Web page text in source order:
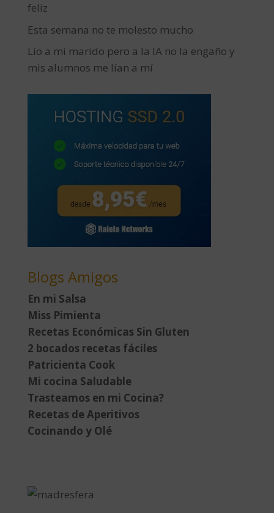
feliz
Esta semana no te molesto mucho
Lío a mi marido pero a la IA no la engaño y
mis alumnos me lían a mí
Blogs Amigos
En mi Salsa
Miss Pimienta
Recetas Económicas Sin Gluten
2 bocados recetas fáciles
Patricienta Cook
Mi cocina Saludable
Trasteamos en mi Cocina?
Recetas de Aperitivos
Cocinando y Olé